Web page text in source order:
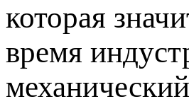
которая
время